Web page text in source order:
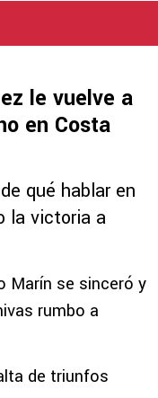
le vuelve a
en Costa
qué hablar en
la victoria a
Marín se sinceró y
rumbo a
de triunfos